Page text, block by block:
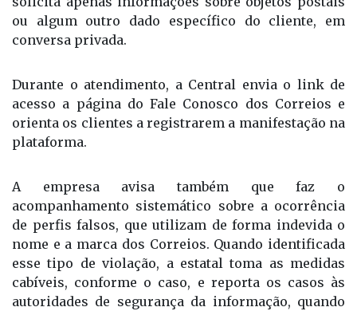
entrar em contato com a empresa é pelos canais
oficiais. A Central de Atendimento dos Correios
solicita apenas informações sobre objetos postais
ou algum outro dado específico do cliente, em
conversa privada.
acesso a página do Fale Conosco dos Correios e
orienta os clientes a registrarem a manifestação na
plataforma.
A empresa avisa também que faz o
acompanhamento sistemático sobre a ocorrência
de perfis falsos, que utilizam de forma indevida o